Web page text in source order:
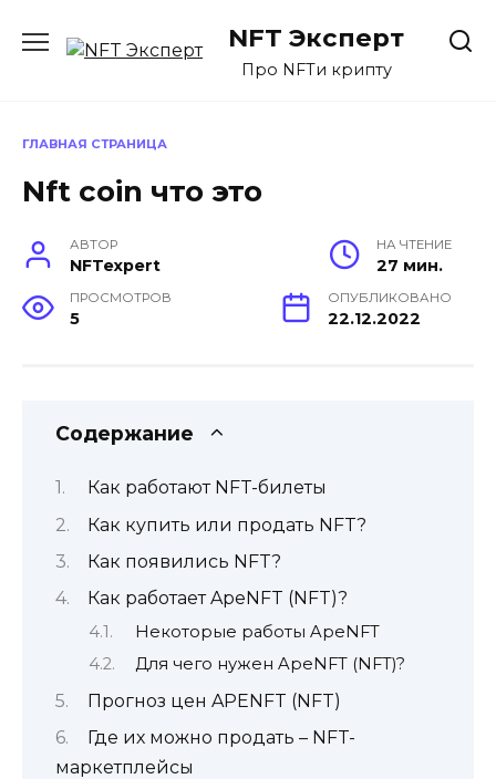
содержанию
NFT Эксперт
Про NFTи крипту
ГЛАВНАЯ СТРАНИЦА
Nft coin что это
АВТОР
NFTexpert
НА ЧТЕНИЕ
27 мин.
ПРОСМОТРОВ
5
ОПУБЛИКОВАНО
22.12.2022
Содержание
Как работают NFT-билеты
Как купить или продать NFT?
Как появились NFT?
Как работает ApeNFT (NFT)?
Некоторые работы ApeNFT
Для чего нужен ApeNFT (NFT)?
Прогноз цен APENFT (NFT)
Где их можно продать – NFT-
маркетплейсы